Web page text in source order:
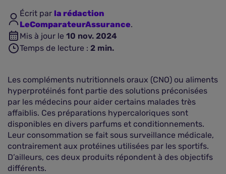
Écrit par la rédaction
LeComparateurAssurance.
Mis à jour le 10 nov. 2024
Temps de lecture : 2 min.
Les compléments nutritionnels oraux (CNO) ou aliments
hyperprotéinés font partie des solutions préconisées
par les médecins pour aider certains malades très
affaiblis. Ces préparations hypercaloriques sont
disponibles en divers parfums et conditionnements.
Leur consommation se fait sous surveillance médicale,
contrairement aux protéines utilisées par les sportifs.
D’ailleurs, ces deux produits répondent à des objectifs
différents.